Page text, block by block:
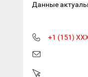
Данные
+1 (151)